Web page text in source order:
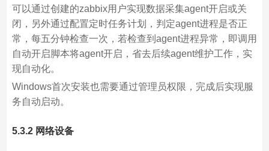
可以通过创建的zabbix用户实现数据采集agent开启或关
闭，另外通过配置定时任务计划，判定agent进程是否正
常，每五分钟检查一次，若检查到agent进程异常，即调用
自动开启脚本将agent开启，省去后续agent维护工作，实
现自动化。
Windows首次安装也需要通过管理员权限，完成后实现服
务自动启动。
5.3.2 网络设备